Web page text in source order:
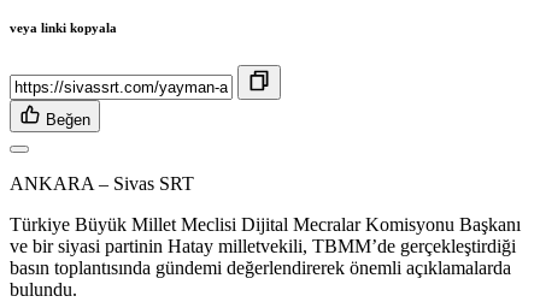
veya linki kopyala
Beğen
ANKARA – Sivas SRT
Türkiye Büyük Millet Meclisi Dijital Mecralar Komisyonu Başkanı
ve bir siyasi partinin Hatay milletvekili, TBMM’de gerçekleştirdiği
basın toplantısında gündemi değerlendirerek önemli açıklamalarda
bulundu.